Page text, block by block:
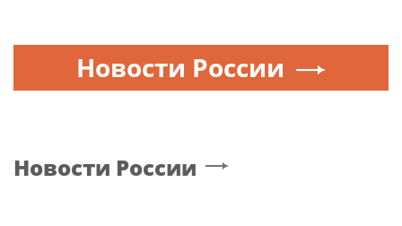
Новости России
Новости России